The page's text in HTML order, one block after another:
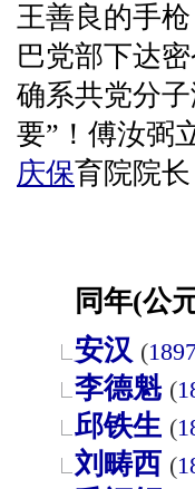
王善良的手
巴党部下达
确系共党分
要”！傅汝弼
庆保育院院
同年(公元
安汉 (
李德魁 (
邱铁生 (
刘畴西 (